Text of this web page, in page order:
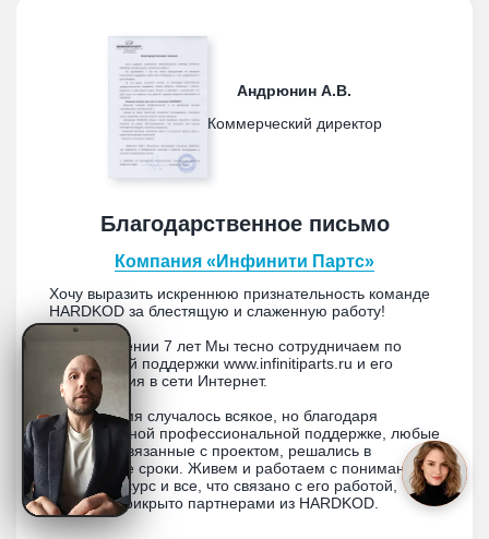
Андрюнин А.В.
Коммерческий директор
Благодарственное письмо
Компания «Инфинити Партс»
Хочу выразить искреннюю признательность команде
HARDKOD за блестящую и слаженную работу!
На протяжении 7 лет Мы тесно сотрудничаем по
технической поддержки www.infinitiparts.ru и его
продвижения в сети Интернет.
За это время случалось всякое, но благодаря
моментальной профессиональной поддержке, любые
вопросы, связанные с проектом, решались в
кратчайшие сроки. Живем и работаем с пониманием,
что веб-ресурс и все, что связано с его работой,
надежно прикрыто партнерами из HARDKOD.